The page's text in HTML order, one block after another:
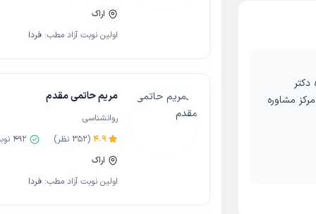
اراک
اولین نوبت آزاد مطب: فردا
مریم حاتمی مقدم
روانشناسی
4.9
(
352 نظر) 492
اراک
اولین نوبت آزاد مطب: فردا
دکتر
مشاوره